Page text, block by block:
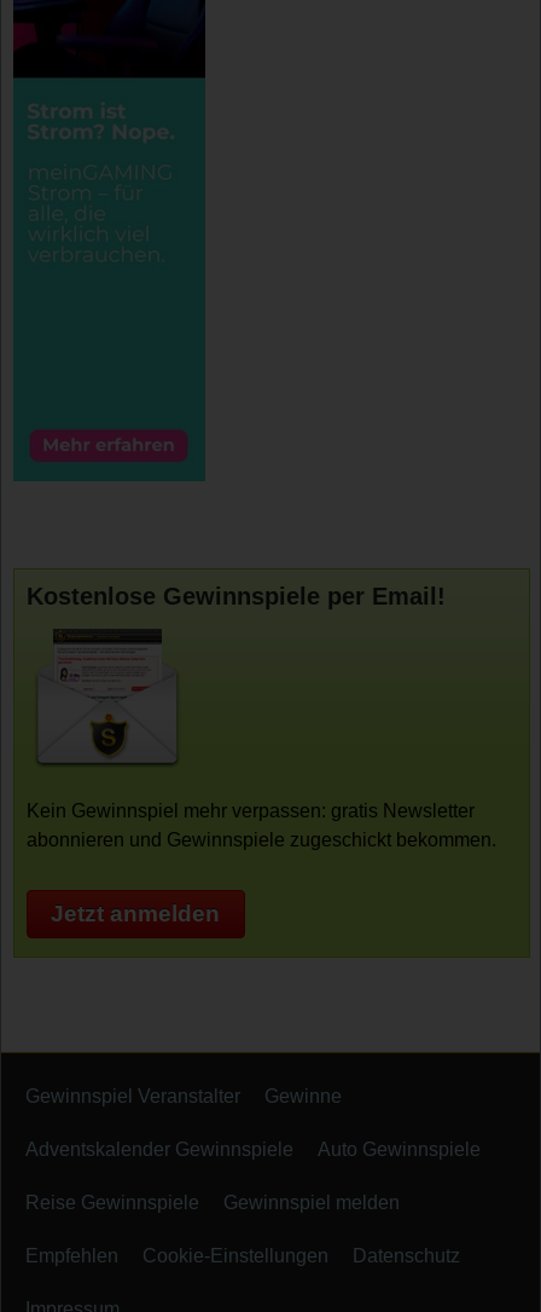
Kostenlose Gewinnspiele per Email!
Kein Gewinnspiel mehr verpassen: gratis Newsletter
abonnieren und Gewinnspiele zugeschickt bekommen.
Jetzt anmelden
Gewinnspiel Veranstalter Gewinne
Adventskalender Gewinnspiele Auto Gewinnspiele
Reise Gewinnspiele Gewinnspiel melden
Empfehlen Cookie-Einstellungen Datenschutz